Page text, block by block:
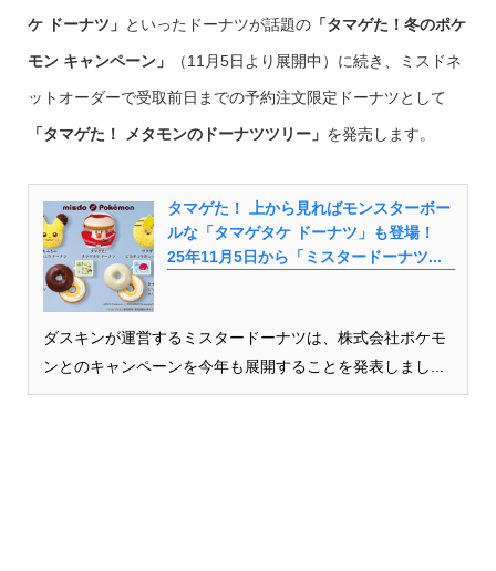
ケ ドーナツ」 といったドーナツが話題の「タマゲた！冬のポケ
モン キャンペーン」 （11月5日より展開中）に続き、ミスドネ
ットオーダーで受取前日までの予約注文限定ドーナツとして
「タマゲた！ メタモンのドーナツツリー」 を発売します。
タマゲた！ 上から見ればモンスターボー
ルな「タマゲタケ ドーナツ」も登場！
25年11月5日から「ミスタードーナツ...
ダスキンが運営するミスタードーナツは、株式会社ポケモ
ンとのキャンペーンを今年も展開することを発表しまし...